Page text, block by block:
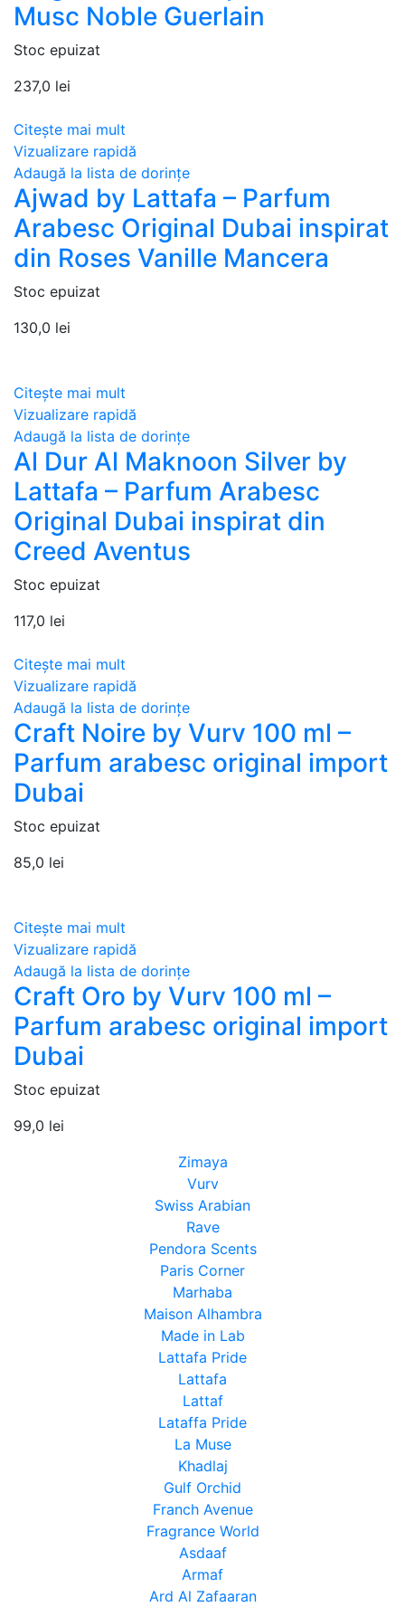
Musc Noble Guerlain
Stoc epuizat
237,0 lei
Citește mai mult
Vizualizare rapidă
Adaugă la lista de dorințe
Ajwad by Lattafa – Parfum
Arabesc Original Dubai inspirat
din Roses Vanille Mancera
Stoc epuizat
130,0 lei
Citește mai mult
Vizualizare rapidă
Adaugă la lista de dorințe
Al Dur Al Maknoon Silver by
Lattafa – Parfum Arabesc
Original Dubai inspirat din
Creed Aventus
Stoc epuizat
117,0 lei
Citește mai mult
Vizualizare rapidă
Adaugă la lista de dorințe
Craft Noire by Vurv 100 ml –
Parfum arabesc original import
Dubai
Stoc epuizat
85,0 lei
Citește mai mult
Vizualizare rapidă
Adaugă la lista de dorințe
Craft Oro by Vurv 100 ml –
Parfum arabesc original import
Dubai
Stoc epuizat
99,0 lei
Zimaya
Vurv
Swiss Arabian
Rave
Pendora Scents
Paris Corner
Marhaba
Maison Alhambra
Made in Lab
Lattafa Pride
Lattafa
Lattaf
Lataffa Pride
La Muse
Khadlaj
Gulf Orchid
Franch Avenue
Fragrance World
Asdaaf
Armaf
Ard Al Zafaaran